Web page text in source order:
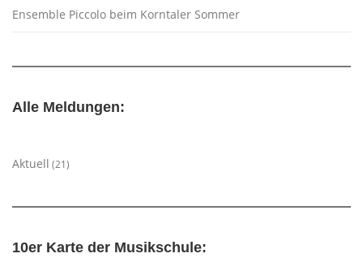
Ensemble Piccolo beim Korntaler Sommer
Alle Meldungen:
Aktuell (21)
10er Karte der Musikschule: